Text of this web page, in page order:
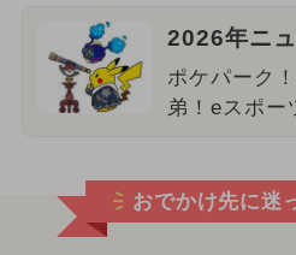
2026年ニ
ポケパーク
弟！eスポー
おでかけ先に迷